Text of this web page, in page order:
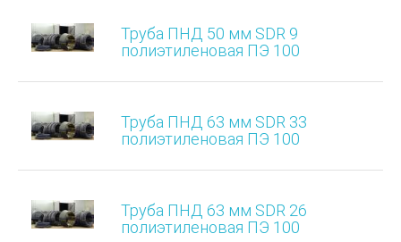
Труба ПНД 50 мм SDR 9
полиэтиленовая ПЭ 100
Труба ПНД 63 мм SDR 33
полиэтиленовая ПЭ 100
Труба ПНД 63 мм SDR 26
полиэтиленовая ПЭ 100